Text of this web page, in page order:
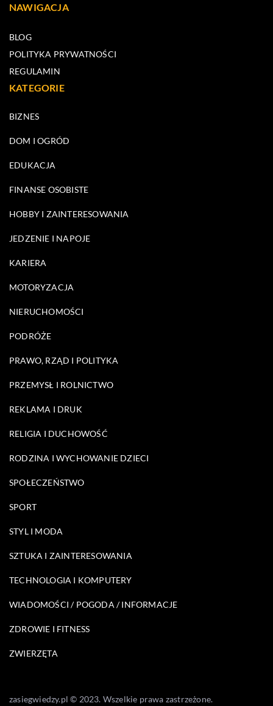
NAWIGACJA
BLOG
POLITYKA PRYWATNOŚCI
REGULAMIN
KATEGORIE
BIZNES
DOM I OGRÓD
EDUKACJA
FINANSE OSOBISTE
HOBBY I ZAINTERESOWANIA
JEDZENIE I NAPOJE
KARIERA
MOTORYZACJA
NIERUCHOMOŚCI
PODRÓŻE
PRAWO, RZĄD I POLITYKA
PRZEMYSŁ I ROLNICTWO
REKLAMA I DRUK
RELIGIA I DUCHOWOŚĆ
RODZINA I WYCHOWANIE DZIECI
SPOŁECZEŃSTWO
SPORT
STYL I MODA
SZTUKA I ZAINTERESOWANIA
TECHNOLOGIA I KOMPUTERY
WIADOMOŚCI / POGODA / INFORMACJE
ZDROWIE I FITNESS
ZWIERZĘTA
zasiegwiedzy.pl © 2023. Wszelkie prawa zastrzeżone.